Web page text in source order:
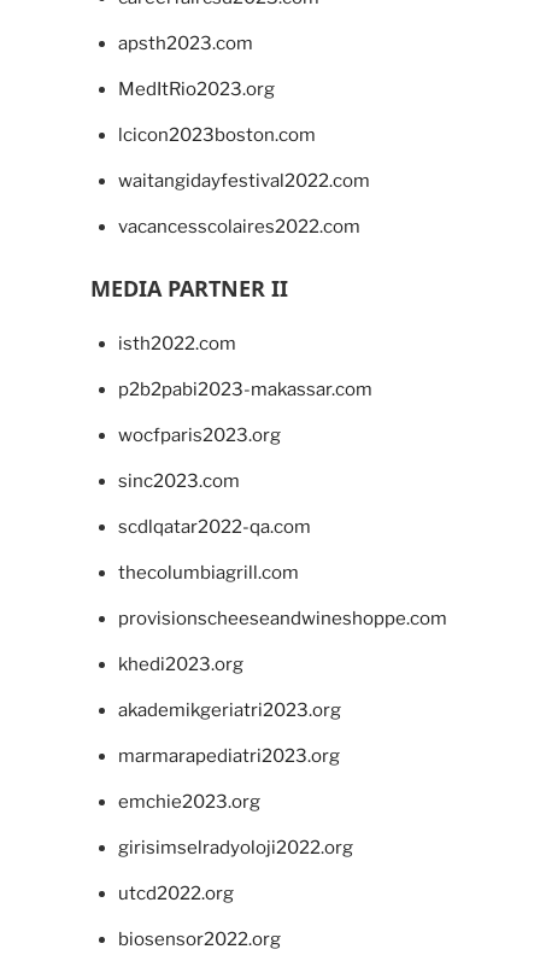
apsth2023.com
MedItRio2023.org
lcicon2023boston.com
waitangidayfestival2022.com
vacancesscolaires2022.com
MEDIA PARTNER II
isth2022.com
p2b2pabi2023-makassar.com
wocfparis2023.org
sinc2023.com
scdlqatar2022-qa.com
thecolumbiagrill.com
provisionscheeseandwineshoppe.com
khedi2023.org
akademikgeriatri2023.org
marmarapediatri2023.org
emchie2023.org
girisimselradyoloji2022.org
utcd2022.org
biosensor2022.org